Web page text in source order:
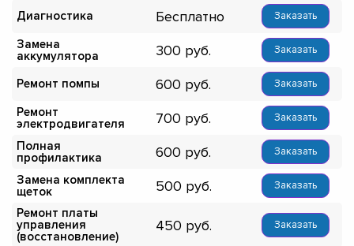
Диагностика Бесплатно Заказать
Замена
аккумулятора
300 Заказать
Ремонт помпы 600 Заказать
Ремонт
электродвигателя
700 Заказать
Полная
профилактика
600 Заказать
Замена комплекта
щеток
500 Заказать
Ремонт платы
управления
(восстановление)
450 Заказать